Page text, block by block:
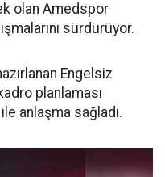
olan Amedspor
sürdürüyor.
Engelsiz
planlaması
anlaşma sağladı.